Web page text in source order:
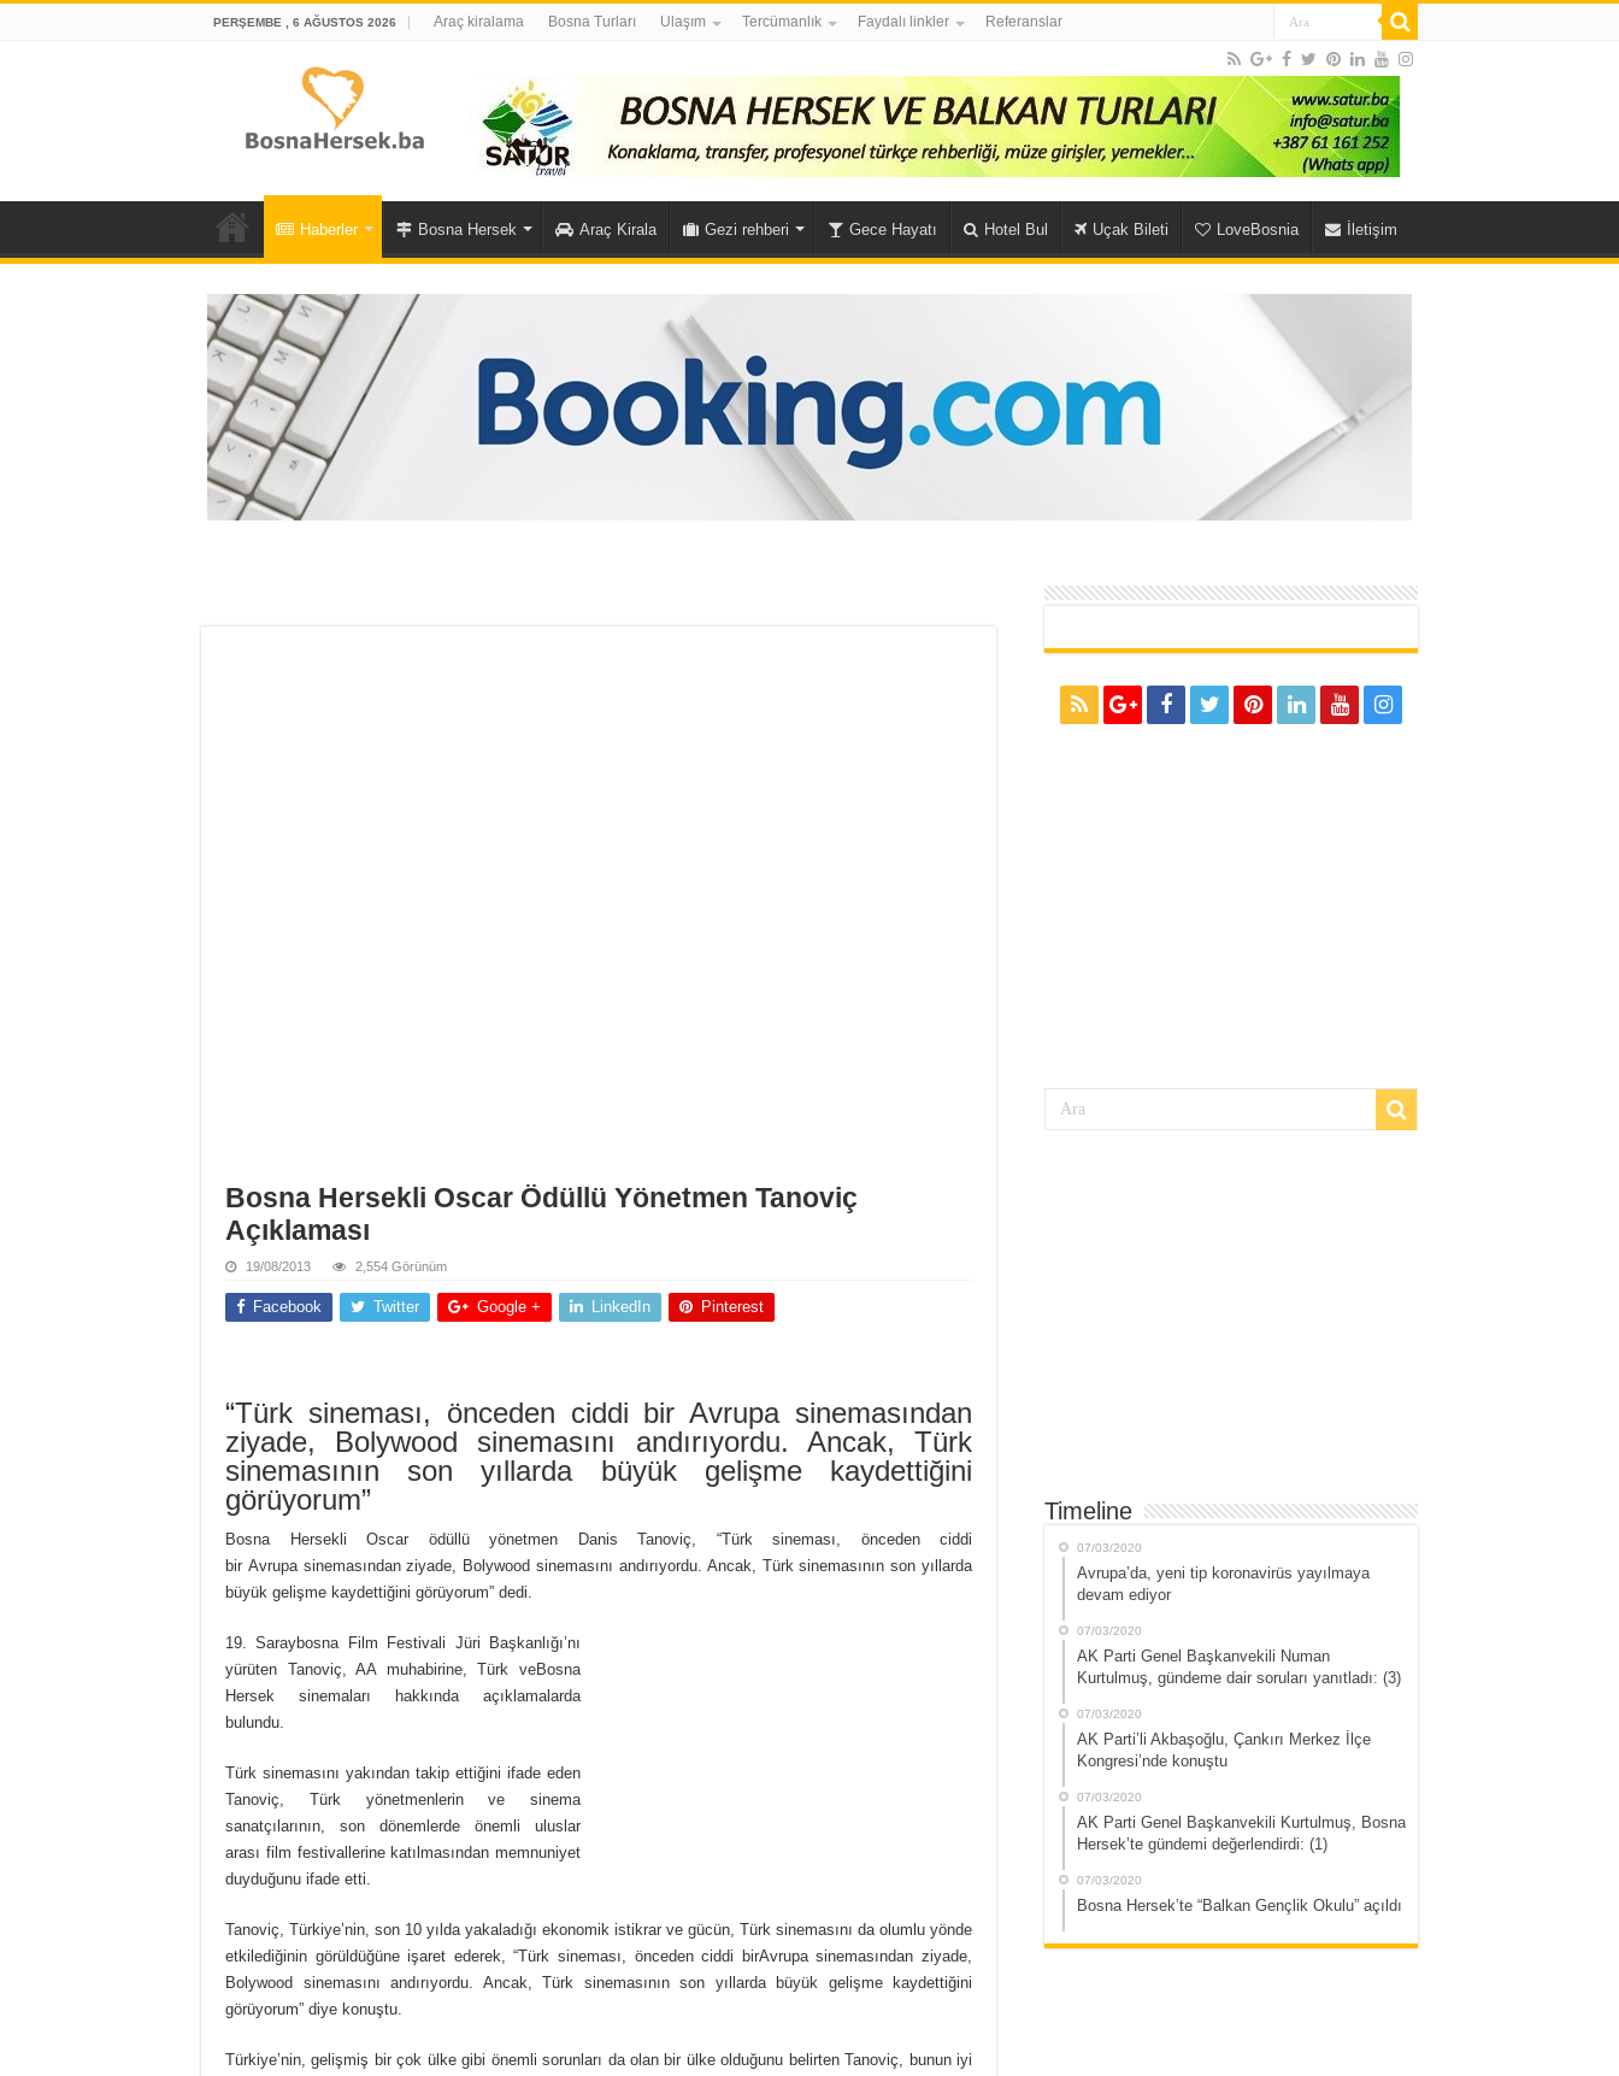
PERŞEMBE , 6 AĞUSTOS 2026 Araç kiralama Bosna Turları Ulaşım Tercümanlık Faydalı linkler Referanslar
Haberler Bosna Hersek Araç Kirala Gezi rehberi Gece Hayatı Hotel Bul Uçak Bileti LoveBosnia İletişim
Bosna Hersekli Oscar Ödüllü Yönetmen Tanoviç
Açıklaması
19/08/2013 2,554 Görünüm
Facebook Twitter Google + LinkedIn Pinterest
“Türk sineması, önceden ciddi bir Avrupa sinemasından
ziyade, Bolywood sinemasını andırıyordu. Ancak, Türk
sinemasının son yıllarda büyük gelişme kaydettiğini
görüyorum”
Bosna Hersekli Oscar ödüllü yönetmen Danis Tanoviç, “Türk sineması, önceden ciddi
bir Avrupa sinemasından ziyade, Bolywood sinemasını andırıyordu. Ancak, Türk sinemasının son yıllarda
büyük gelişme kaydettiğini görüyorum” dedi.
19. Saraybosna Film Festivali Jüri Başkanlığı’nı
yürüten Tanoviç, AA muhabirine, Türk veBosna
Hersek sinemaları hakkında açıklamalarda
bulundu.
Türk sinemasını yakından takip ettiğini ifade eden
Tanoviç, Türk yönetmenlerin ve sinema
sanatçılarının, son dönemlerde önemli uluslar
arası film festivallerine katılmasından memnuniyet
duyduğunu ifade etti.
Tanoviç, Türkiye’nin, son 10 yılda yakaladığı ekonomik istikrar ve gücün, Türk sinemasını da olumlu yönde
etkilediğinin görüldüğüne işaret ederek, “Türk sineması, önceden ciddi birAvrupa sinemasından ziyade,
Bolywood sinemasını andırıyordu. Ancak, Türk sinemasının son yıllarda büyük gelişme kaydettiğini
görüyorum” diye konuştu.
Türkiye’nin, gelişmiş bir çok ülke gibi önemli sorunları da olan bir ülke olduğunu belirten Tanoviç, bunun iyi
Timeline
07/03/2020
Avrupa’da, yeni tip koronavirüs yayılmaya
devam ediyor
07/03/2020
AK Parti Genel Başkanvekili Numan
Kurtulmuş, gündeme dair soruları yanıtladı: (3)
07/03/2020
AK Parti’li Akbaşoğlu, Çankırı Merkez İlçe
Kongresi’nde konuştu
07/03/2020
AK Parti Genel Başkanvekili Kurtulmuş, Bosna
Hersek’te gündemi değerlendirdi: (1)
07/03/2020
Bosna Hersek’te “Balkan Gençlik Okulu” açıldı